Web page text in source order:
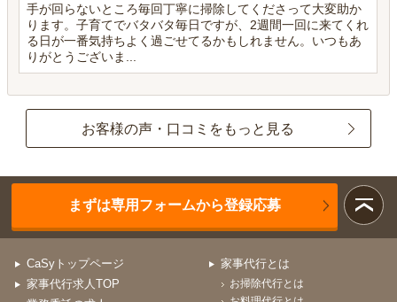
手が回らないところ毎回丁寧に掃除してくださって大変助か
ります。子育てでバタバタ毎日ですが、2週間一回に来てくれ
る日が一番気持ちよく過ごせてるかもしれません。いつもあ
りがとうございま...
お客様の声・口コミをもっと見る
まずは専用フォームから登録応募
CaSyトップページ
家事代行求人TOP
家事代行とは
お掃除代行とは